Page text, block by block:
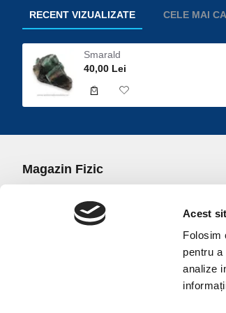
Acest
Folosim
pentru
analize
RECENT VIZUALIZATE CELE MAI
Smarald
40,00 Lei
Magazin Fizic
office@universulcristalelor.ro
0799 879 911, 0723 145 611 (Comenzi